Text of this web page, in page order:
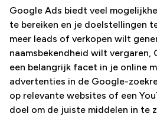
Google Ads biedt veel
te bereiken en je doelstellingen
meer leads of verkopen wilt
naamsbekendheid wilt vergaren,
een belangrijk facet in je online
advertenties in de Google-
op relevante websites of een
doel om de juiste middelen in te